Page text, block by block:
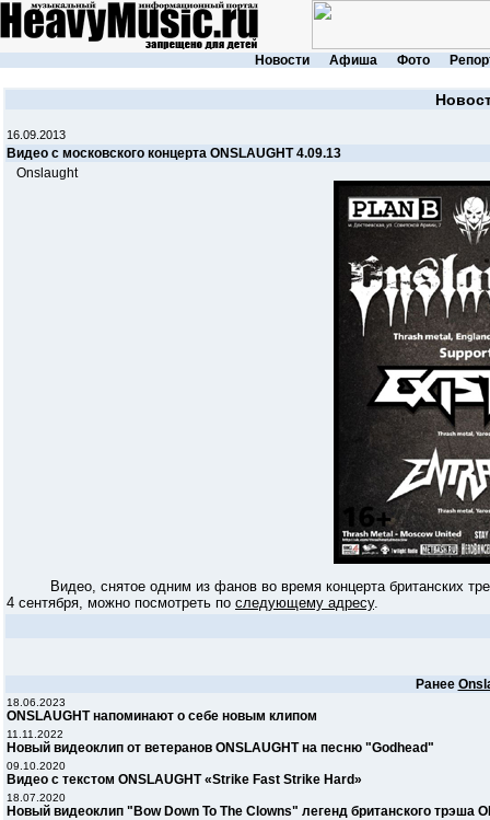
Новости Афиша Фото
16.09.2013
Видео с московского концерта ONSLAUGHT 4.09.13
Onslaught
Видео, снятое одним из фанов во время концерта британских
4 сентября, можно посмотреть по следующему адресу.
Ранее
18.06.2023
ONSLAUGHT напоминают о себе новым клипом
11.11.2022
Новый видеоклип от ветеранов ONSLAUGHT на песню "Godhead"
09.10.2020
Видео с текстом ONSLAUGHT «Strike Fast Strike Hard»
18.07.2020
Новый видеоклип "Bow Down To The Clowns" легенд британского трэша